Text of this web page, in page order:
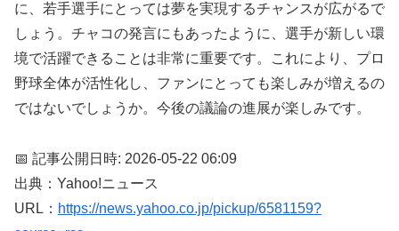
に、若手選手にとっては夢を実現するチャンスが広がるで
しょう。チャコの発言にもあったように、選手が新しい環
境で活躍できることは非常に重要です。これにより、プロ
野球全体が活性化し、ファンにとっても楽しみが増えるの
ではないでしょうか。今後の議論の進展が楽しみです。
📅 記事公開日時: 2026-05-22 06:09
出典：Yahoo!ニュース
URL： https://news.yahoo.co.jp/pickup/6581159?